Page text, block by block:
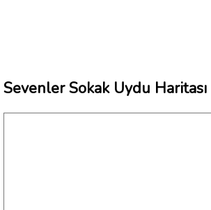
Sevenler Sokak Uydu Haritası